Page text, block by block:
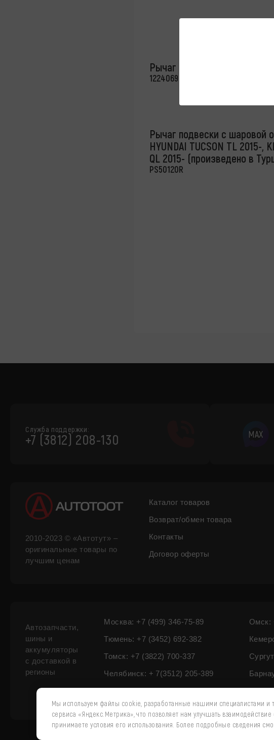
Рычаг передний нижний
1224069
Рычаг подвески с шаровой
HYUNDAI TUCSON TL 2015-,
QL 2015- (произведено в
PS50120R
Служба поддержки:
+7 (3812) 208-130 MAX
2010-2023 © «Автотут» –
оригинальные товары по
лучшим ценам
Каталог товаров
Возврат/обмен товара
Контакты
Договор оферты
Автозапчасти,
шины и
аккумуляторы
с доставкой в
регионы
Москва: +7 (499) 346-75-89 Омск:
Тюмень: +7 (3452) 692-382
Томск: +7 (3822) 700-337
Челябинск: + 7(3512) 205-389
Мы используем файлы cookie, разработанные нашими специалистами и
сервиса «Яндекс.Метрика», что позволяет нам улучшать
принимаете условия его использования. Более подробные сведения